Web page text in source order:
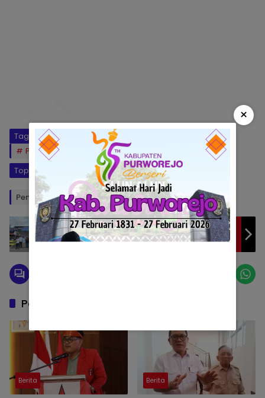
Tag: Humbahas
Pengelolaan Keuangan
Workshop Evaluasi
Topik:
Workshop Evaluasi Pemerintah
Penulis: Gabe Editor: Okto
Kejurda Drag Race dan Drag Bike
Championship 2025: Rayakan Kemerdekaan
Pos Terkait
Berita Berita
×